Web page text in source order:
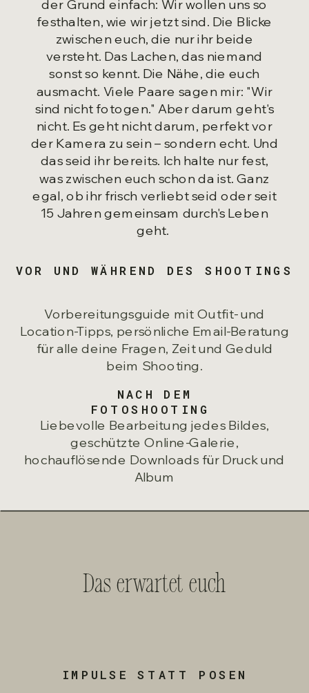
Liebevolle Bearbeitung jedes Bildes,
geschützte Online-Galerie,
hochauflösende Downloads für Druck und
Album
NACH DEM
FOTOSHOOTING
Vorbereitungsguide mit Outfit- und
Location-Tipps, persönliche Email-Beratung
für alle deine Fragen, Zeit und Geduld
beim Shooting.
VOR UND WÄHREND DES SHOOTINGS
der Grund einfach: Wir wollen uns so
festhalten, wie wir jetzt sind. Die Blicke
zwischen euch, die nur ihr beide
versteht. Das Lachen, das niemand
sonst so kennt. Die Nähe, die euch
ausmacht. Viele Paare sagen mir: "Wir
sind nicht fotogen." Aber darum geht's
nicht. Es geht nicht darum, perfekt vor
der Kamera zu sein – sondern echt. Und
das seid ihr bereits. Ich halte nur fest,
was zwischen euch schon da ist. Ganz
egal, ob ihr frisch verliebt seid oder seit
15 Jahren gemeinsam durch's Leben
geht.
IMPULSE STATT POSEN
Das erwartet euch